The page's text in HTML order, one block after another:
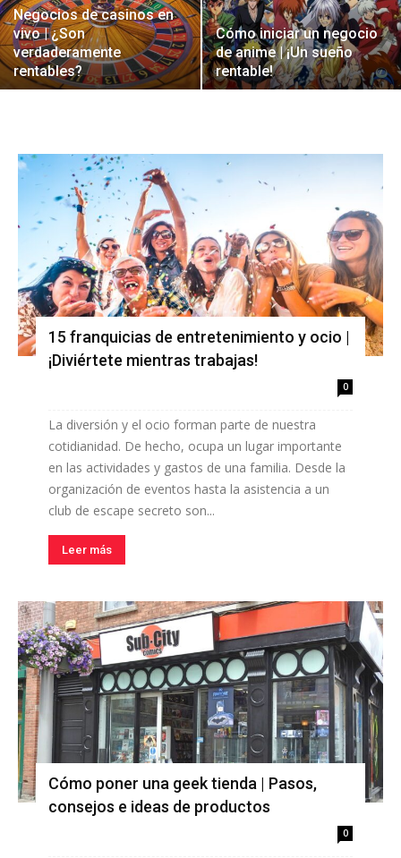
Negocios de casinos en
vivo | ¿Son
verdaderamente
rentables?
Cómo iniciar un negocio
de anime | ¡Un sueño
rentable!
15 franquicias de entretenimiento y ocio |
¡Diviértete mientras trabajas!
0
La diversión y el ocio forman parte de nuestra
cotidianidad. De hecho, ocupa un lugar importante
en las actividades y gastos de una familia. Desde la
organización de eventos hasta la asistencia a un
club de escape secreto son...
Leer más
Cómo poner una geek tienda | Pasos,
consejos e ideas de productos
0